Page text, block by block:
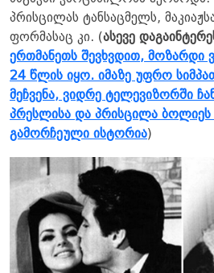
პრისცილას ტანსაცმელს,
ფორმასაც კი. (ასევე
ერთმანეთს შევხვდით, მოზარდი
24 წლის იყო. იმაზე უფრო
მეჩვენა, ვიდრე ტელევიზორში
პრესლისა და პრისცილა ბოლიეს
გამორჩეული ისტორია)